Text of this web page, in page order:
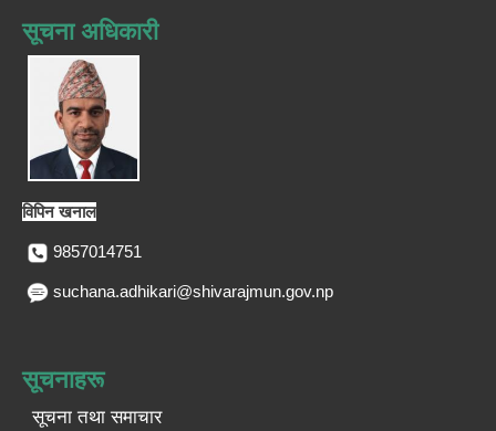
सूचना अधिकारी
विपिन खनाल
9857014751
suchana.adhikari@shivarajmun.gov.np
सूचनाहरू
सूचना तथा समाचार